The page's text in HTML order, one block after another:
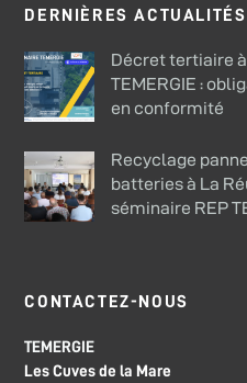
DERNIÈRES ACTUALITÉS
Décret tertiaire
TEMERGIE :
en conformité
Recyclage
batteries à La
séminaire REP
CONTACTEZ-NOUS
TEMERGIE
Les Cuves de la Mare